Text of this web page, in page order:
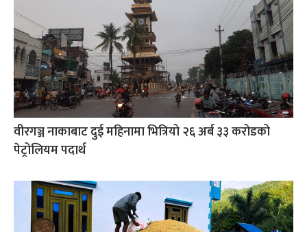
वीरगञ्ज नाकाबाट दुई महिनामा भित्रियो २६ अर्ब ३३ करोडको
पेट्रोलियम पदार्थ